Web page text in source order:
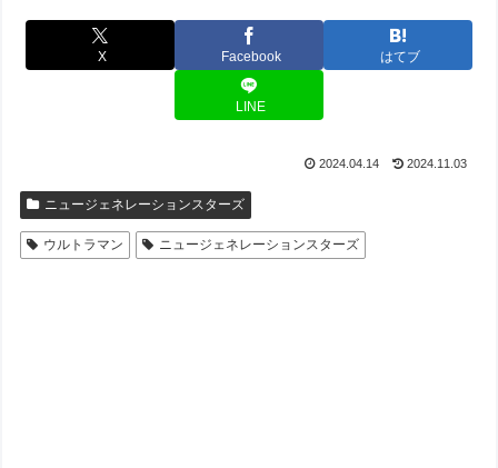
X Facebook はてブ
LINE
2024.04.14 2024.11.03
ニュージェネレーションスターズ
ウルトラマン ニュージェネレーションスターズ